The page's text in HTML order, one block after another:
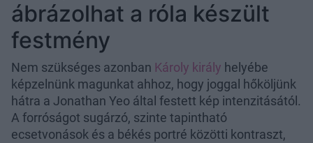
ábrázolhat a róla készült
festmény
Nem szükséges azonban Károly király helyébe
képzelnünk magunkat ahhoz, hogy joggal hőköljünk
hátra a Jonathan Yeo által festett kép intenzitásától.
A forróságot sugárzó, szinte tapintható
ecsetvonások és a békés portré közötti kontraszt,